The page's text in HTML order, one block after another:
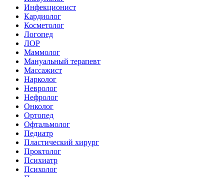
Инфекционист
Кардиолог
Косметолог
Логопед
ЛОР
Маммолог
Мануальный терапевт
Массажист
Нарколог
Невролог
Нефролог
Онколог
Ортопед
Офтальмолог
Педиатр
Пластический хирург
Проктолог
Психиатр
Психолог